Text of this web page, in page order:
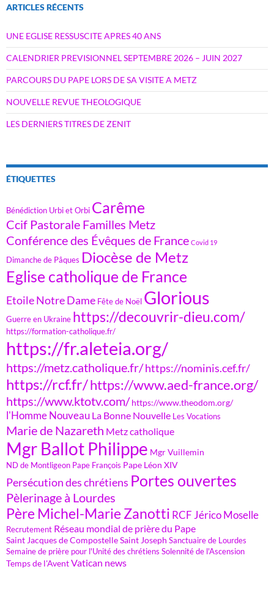
ARTICLES RÉCENTS
UNE EGLISE RESSUSCITE APRES 40 ANS
CALENDRIER PREVISIONNEL SEPTEMBRE 2026 – JUIN 2027
PARCOURS DU PAPE LORS DE SA VISITE A METZ
NOUVELLE REVUE THEOLOGIQUE
LES DERNIERS TITRES DE ZENIT
ÉTIQUETTES
Bénédiction Urbi et Orbi Carême
Ccif Pastorale Familles Metz
Conférence des Évêques de France Covid 19
Dimanche de Pâques Diocèse de Metz
Eglise catholique de France
Etoile Notre Dame Fête de Noël Glorious
Guerre en Ukraine https://decouvrir-dieu.com/
https://formation-catholique.fr/
https://fr.aleteia.org/
https://metz.catholique.fr/https://nominis.cef.fr/
https://rcf.fr/https://www.aed-france.org/
https://www.ktotv.com/ https://www.theodom.org/
l'Homme Nouveau La Bonne Nouvelle Les Vocations
Marie de Nazareth Metz catholique
Mgr Ballot Philippe Mgr Vuillemin
ND de Montligeon Pape François Pape Léon XIV
Persécution des chrétiens Portes ouvertes
Pèlerinage à Lourdes
Père Michel-Marie Zanotti RCF Jérico Moselle
Recrutement Réseau mondial de prière du Pape
Saint Jacques de CompostelleSaint Joseph Sanctuaire de Lourdes
Semaine de prière pour l'Unité des chrétiens Solennité de l'Ascension
Temps de l'AventVatican news